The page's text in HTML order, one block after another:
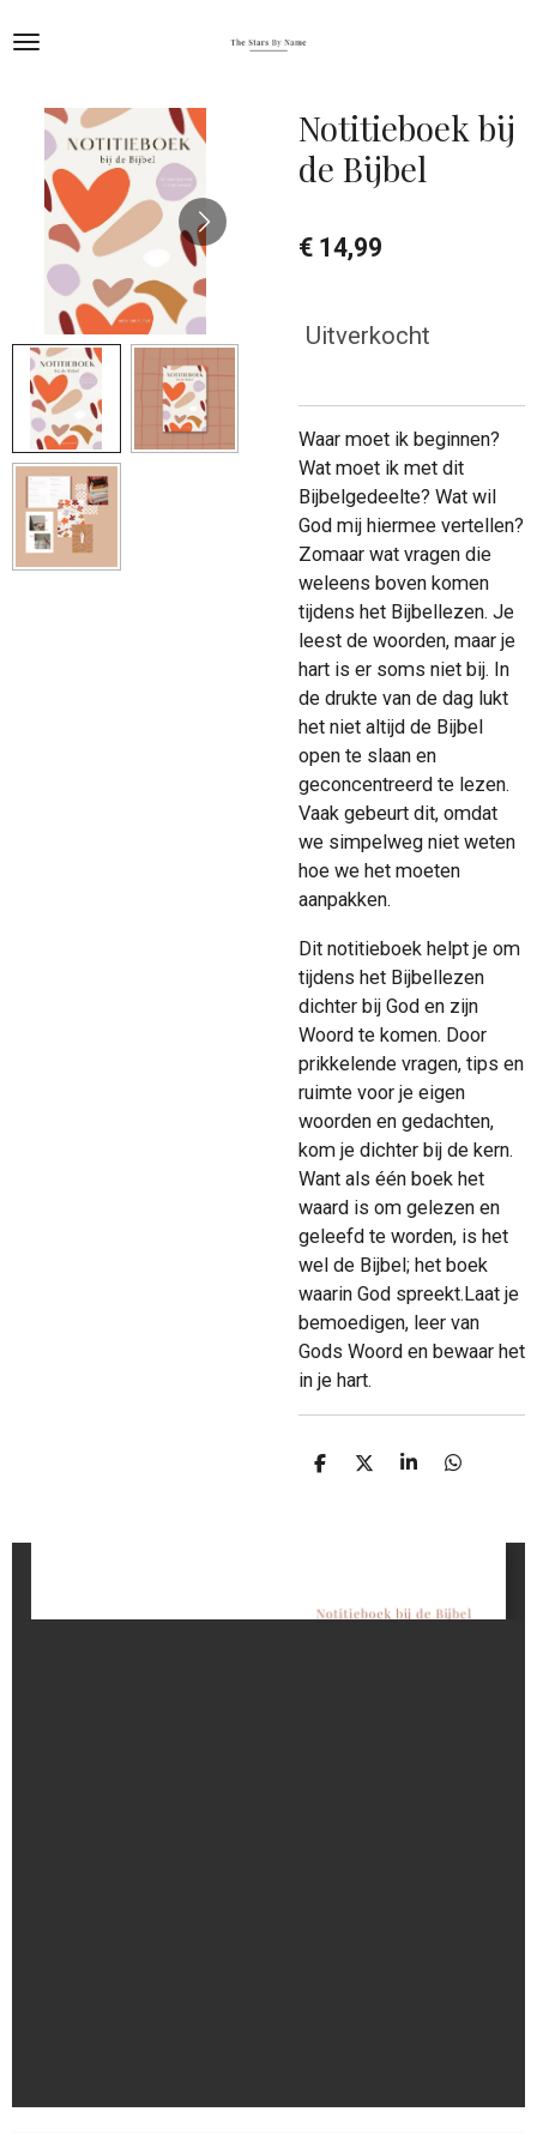
direct
hoofdinhoud
Notitieboek bij
de Bijbel
€ 14,99
Uitverkocht
Waar moet ik beginnen?
Wat moet ik met dit
Bijbelgedeelte? Wat wil
God mij hiermee vertellen?
Zomaar wat vragen die
weleens boven komen
tijdens het Bijbellezen. Je
leest de woorden, maar je
hart is er soms niet bij. In
de drukte van de dag lukt
het niet altijd de Bijbel
open te slaan en
geconcentreerd te lezen.
Vaak gebeurt dit, omdat
we simpelweg niet weten
hoe we het moeten
aanpakken.
Dit notitieboek helpt je om
tijdens het Bijbellezen
dichter bij God en zijn
Woord te komen. Door
prikkelende vragen, tips en
ruimte voor je eigen
woorden en gedachten,
kom je dichter bij de kern.
Want als één boek het
waard is om gelezen en
geleefd te worden, is het
wel de Bijbel; het boek
waarin God spreekt.Laat je
bemoedigen, leer van
Gods Woord en bewaar het
in je hart.
D
D
S
D